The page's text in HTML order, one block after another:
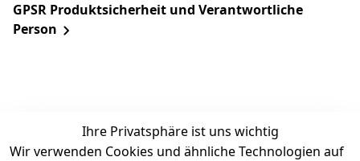
GPSR Produktsicherheit und Verantwortliche
Person
Ihre Privatsphäre ist uns wichtig
Wir verwenden Cookies und ähnliche Technologien auf